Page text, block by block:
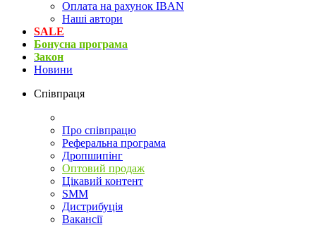
Оплата на рахунок IBAN
Наші автори
SALE
Бонусна програма
Закон
Новини
Співпраця
Про співпрацю
Реферальна програма
Дропшипінг
Оптовий продаж
Цікавий контент
SMM
Дистрибуція
Вакансії